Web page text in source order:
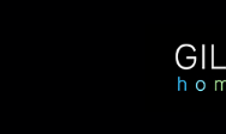
http://